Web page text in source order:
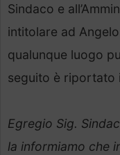
Sindaco e
intitolare ad
qualunque luogo
seguito è riportato
Egregio Sig.
la informiamo che